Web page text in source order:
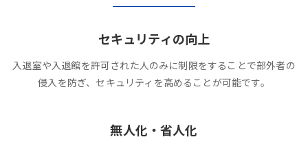
セキュリティの向上
入退室や入退館を許可された人のみに制限をすることで部外者の
侵入を防ぎ、セキュリティを高めることが可能です。
無人化・省人化